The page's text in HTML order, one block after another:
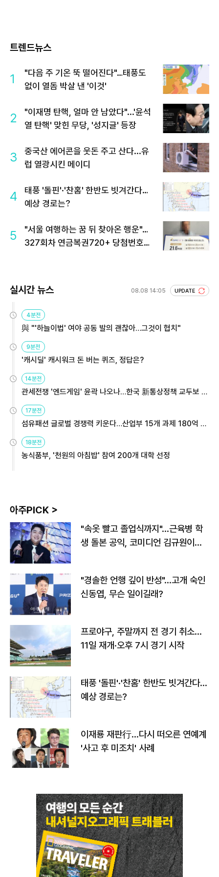
트렌드뉴스
1
"다음 주 기온 뚝 떨어진다"…태풍도
없이 열돔 박살 낸 '이것'
2
"이재명 탄핵, 얼마 안 남았다"...'윤석
열 탄핵' 맞힌 무당, '성지글' 등장
3
중국산 에어콘을 웃돈 주고 산다...유
럽 열광시킨 메이디
4
태풍 '돌핀'·'찬홈' 한반도 빗겨간다…
예상 경로는?
5
"서울 여행하는 꿈 뒤 찾아온 행운"…
327회차 연금복권720+ 당첨번호조
실시간 뉴스 08.08 14:05 UPDATE
4분전
與 "'하늘이법' 여야 공동 발의 괜찮아…그것이 협치"
9분전
'캐시딜' 캐시워크 돈 버는 퀴즈, 정답은?
14분전
관세전쟁 '엔드게임' 윤곽 나오나…한국 新통상정책 교두보 활
용해야
17분전
섬유패션 글로벌 경쟁력 키운다…산업부 15개 과제 180억 지
원
18분전
농식품부, '천원의 아침밥' 참여 200개 대학 선정
아주PICK >
"속옷 빨고 졸업식까지"…근육병 학
생 돌본 공익, 코미디언 김규원이었
"경솔한 언행 깊이 반성"…고개 숙인
신동엽, 무슨 일이길래?
프로야구, 주말까지 전 경기 취소…
11일 재개·오후 7시 경기 시작
태풍 '돌핀'·'찬홈' 한반도 빗겨간다…
예상 경로는?
이재룡 재판行…다시 떠오른 연예계
'사고 후 미조치' 사례